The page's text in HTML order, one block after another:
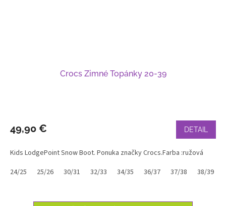
Crocs Zimné Topánky 20-39
49,90 € DETAIL
Kids LodgePoint Snow Boot. Ponuka značky Crocs.Farba :ružová
24/25
25/26 30/31 32/33 34/35 36/37 37/38 38/39